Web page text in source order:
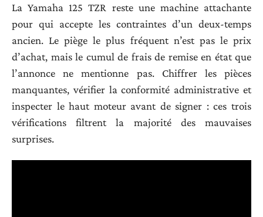
La Yamaha 125 TZR reste une machine attachante
pour qui accepte les contraintes d’un deux-temps
ancien. Le piège le plus fréquent n’est pas le prix
d’achat, mais le cumul de frais de remise en état que
l’annonce ne mentionne pas. Chiffrer les pièces
manquantes, vérifier la conformité administrative et
inspecter le haut moteur avant de signer : ces trois
vérifications filtrent la majorité des mauvaises
surprises.